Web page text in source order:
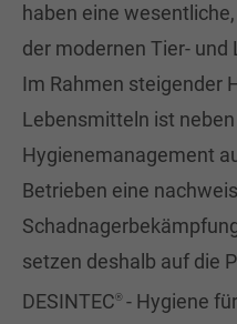
haben eine
der modernen Tier-
Im Rahmen steigender
Lebensmitteln ist
Hygienemanagement
Betrieben eine
setzen deshalb auf die
DESINTEC® - Hygiene